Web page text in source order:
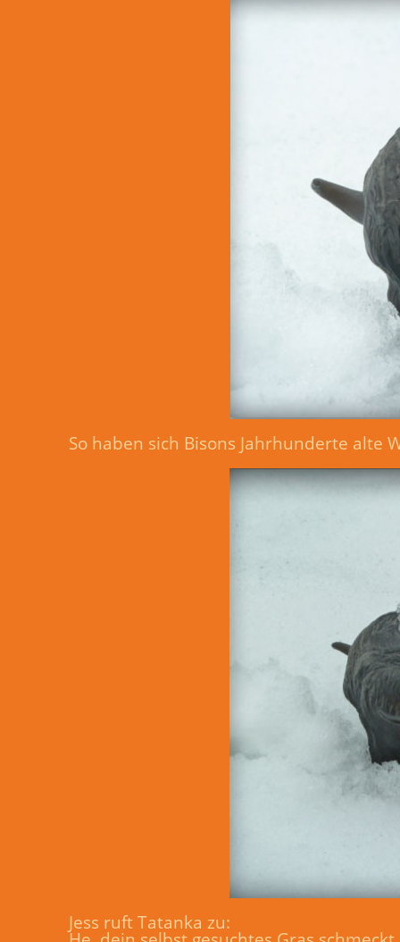
So haben sich Bisons Jahrhunderte alte
Jess ruft Tatanka zu: